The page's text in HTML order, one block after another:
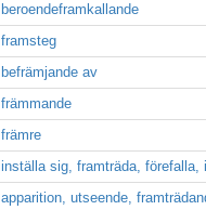
beroendeframkallande
framsteg
befrämjande av
främmande
främre
inställa sig, framträda, förefalla,
apparition, utseende,